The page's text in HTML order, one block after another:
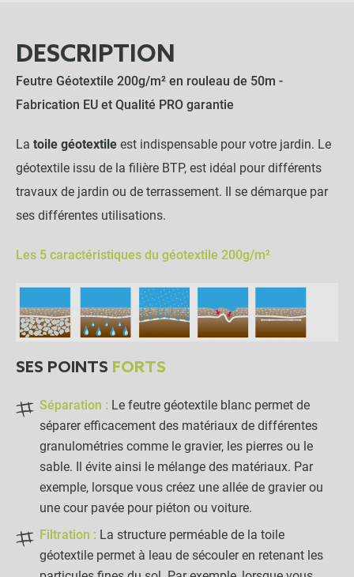
NOTRE RECOMMANDATION POUR
Lot de 100 agrafes Métal
- +
4x9x24cm - Sol caillouteux
- +
Kit complet : 79,90 €
65,00 € + 14,90 €
AJOUTER L'ENSEMBLE AU
DESCRIPTION
Feutre Géotextile 200g/m² en rouleau de 50m -
Fabrication EU et Qualité PRO garantie
La toile géotextile est indispensable pour votre jardin. Le
géotextile issu de la filière BTP, est idéal pour différents
travaux de jardin ou de terrassement. Il se démarque par
ses différentes utilisations.
Les 5 caractéristiques du géotextile 200g/m²
SES POINTS FORTS
Séparation : Le feutre géotextile blanc permet de
séparer efficacement des matériaux de différentes
granulométries comme le gravier, les pierres ou le
sable. Il évite ainsi le mélange des matériaux. Par
exemple, lorsque vous créez une allée de gravier ou
une cour pavée pour piéton ou voiture.
Filtration : La structure perméable de la toile
géotextile permet à leau de sécouler en retenant les